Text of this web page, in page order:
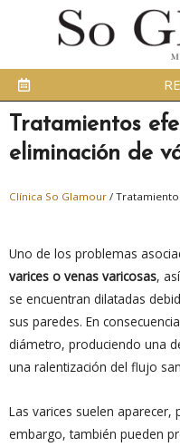
Tratamientos
eliminación de
Clínica So Glamour /
Uno de los problemas
varices o venas varicosas,
se encuentran dilatadas
sus paredes. En
diámetro, produciendo una
una ralentización del flujo
Las varices suelen aparecer,
embargo, también pueden